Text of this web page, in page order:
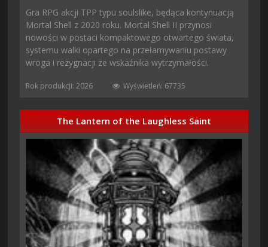
Gra RPG akcji TPP typu soulslike, będąca kontynuacją
Mortal Shell z 2020 roku. Mortal Shell II przynosi
nowości w postaci kompaktowego otwartego świata,
systemu walki opartego na przełamywaniu postawy
wroga i rezygnacji ze wskaźnika wytrzymałości.
Rok produkcji: 2026 Wyświetleń: 67735
The Lantern of the Laughless Saint